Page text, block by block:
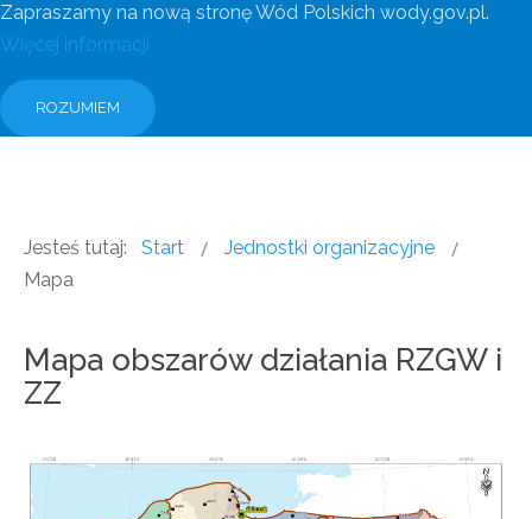
Zapraszamy na nową stronę Wód Polskich wody.gov.pl.
Więcej informacji
ROZUMIEM
Jesteś tutaj: Start
Jednostki organizacyjne
Mapa
Mapa obszarów działania RZGW i
ZZ